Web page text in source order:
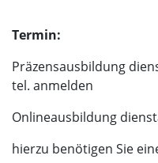
Termin:
Präzensausbildung
tel. anmelden
Onlineausbildung
hierzu benötigen Sie